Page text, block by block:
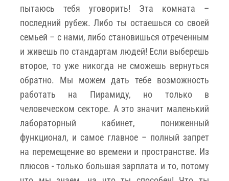
пытаюсь тебя уговорить! Эта комната –
последний рубеж. Либо ты остаешься со своей
семьей – с нами, либо становишься отреченным
и живешь по стандартам людей! Если выберешь
второе, то уже никогда не сможешь вернуться
обратно. Мы можем дать тебе возможность
работать на Пирамиду, но только в
человеческом секторе. А это значит маленький
лабораторный кабинет, пониженный
функционал, и самое главное – полный запрет
на перемещение во времени и пространстве. Из
плюсов - только большая зарплата и то, потому